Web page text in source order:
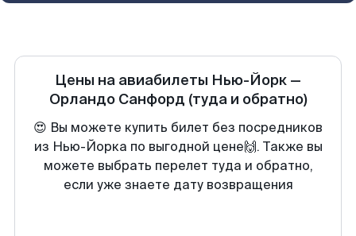
Цены на авиабилеты Нью-Йорк —
Орландо Санфорд (туда и обратно)
😍 Вы можете купить билет без посредников
из Нью-Йорка по выгодной цене🙌. Также вы
можете выбрать перелет туда и обратно,
если уже знаете дату возвращения